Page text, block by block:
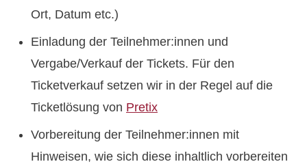
Ort, Datum etc.)
Einladung der Teilnehmer:innen und
Vergabe/Verkauf der Tickets. Für den
Ticketverkauf setzen wir in der Regel auf die
Ticketlösung von Pretix
Vorbereitung der Teilnehmer:innen mit
Hinweisen, wie sich diese inhaltlich vorbereiten